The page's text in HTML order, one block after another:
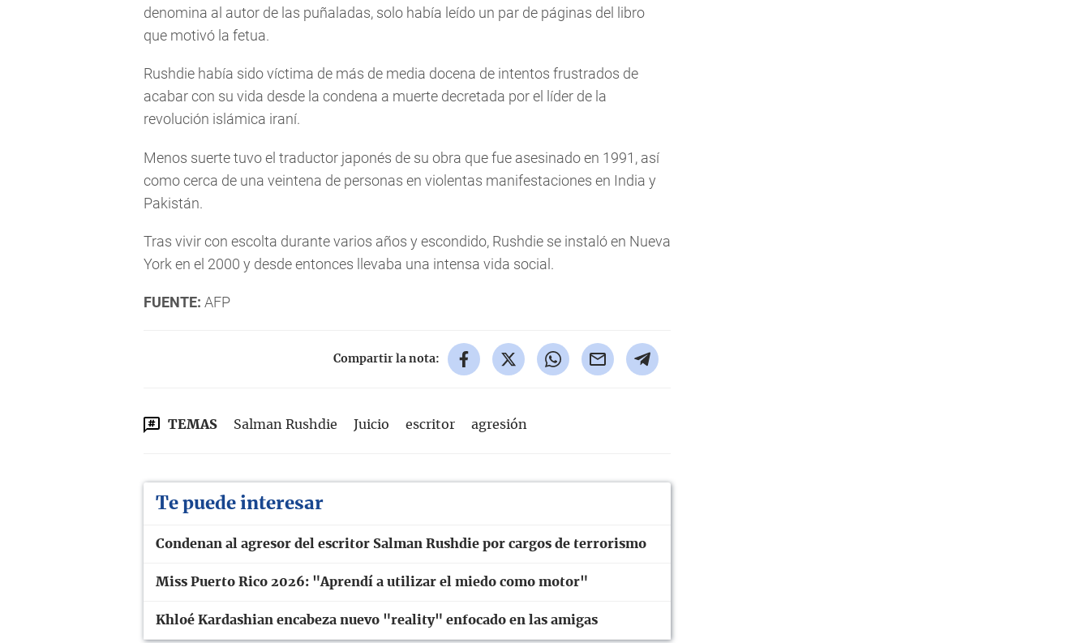
denomina al autor de las puñaladas, solo había leído un par de páginas del libro
que motivó la fetua.
Rushdie había sido víctima de más de media docena de intentos frustrados de
acabar con su vida desde la condena a muerte decretada por el líder de la
revolución islámica iraní.
Menos suerte tuvo el traductor japonés de su obra que fue asesinado en 1991, así
como cerca de una veintena de personas en violentas manifestaciones en India y
Pakistán.
Tras vivir con escolta durante varios años y escondido, Rushdie se instaló en Nueva
York en el 2000 y desde entonces llevaba una intensa vida social.
FUENTE: AFP
Compartir la nota:
TEMAS Salman Rushdie Juicio escritor agresión
Te puede interesar
Condenan al agresor del escritor Salman Rushdie por cargos de terrorismo
Miss Puerto Rico 2026: "Aprendí a utilizar el miedo como motor"
Khloé Kardashian encabeza nuevo "reality" enfocado en las amigas